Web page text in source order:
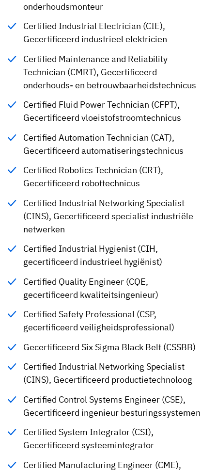
onderhoudsmonteur
Certified Industrial Electrician (CIE),
Gecertificeerd industrieel elektricien
Certified Maintenance and Reliability
Technician (CMRT), Gecertificeerd
onderhouds- en betrouwbaarheidstechnicus
Certified Fluid Power Technician (CFPT),
Gecertificeerd vloeistofstroomtechnicus
Certified Automation Technician (CAT),
Gecertificeerd automatiseringstechnicus
Certified Robotics Technician (CRT),
Gecertificeerd robottechnicus
Certified Industrial Networking Specialist
(CINS), Gecertificeerd specialist industriële
netwerken
Certified Industrial Hygienist (CIH,
gecertificeerd industrieel hygiënist)
Certified Quality Engineer (CQE,
gecertificeerd kwaliteitsingenieur)
Certified Safety Professional (CSP,
gecertificeerd veiligheidsprofessional)
Gecertificeerd Six Sigma Black Belt (CSSBB)
Certified Industrial Networking Specialist
(CINS), Gecertificeerd productietechnoloog
Certified Control Systems Engineer (CSE),
Gecertificeerd ingenieur besturingssystemen
Certified System Integrator (CSI),
Gecertificeerd systeemintegrator
Certified Manufacturing Engineer (CME),